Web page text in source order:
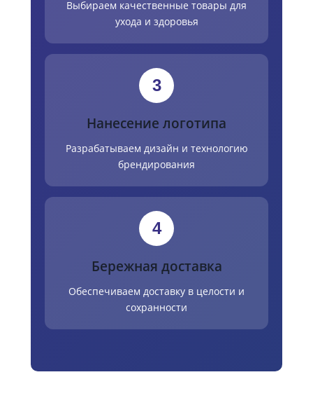
Выбираем качественные товары для
ухода и здоровья
3
Нанесение логотипа
Разрабатываем дизайн и технологию
брендирования
4
Бережная доставка
Обеспечиваем доставку в целости и
сохранности